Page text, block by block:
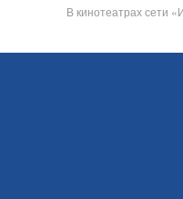
В кинотеатрах сети